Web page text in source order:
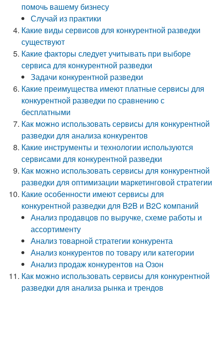
помочь вашему бизнесу
Случай из практики
Какие виды сервисов для конкурентной разведки
существуют
Какие факторы следует учитывать при выборе
сервиса для конкурентной разведки
Задачи конкурентной разведки
Какие преимущества имеют платные сервисы для
конкурентной разведки по сравнению с
бесплатными
Как можно использовать сервисы для конкурентной
разведки для анализа конкурентов
Какие инструменты и технологии используются
сервисами для конкурентной разведки
Как можно использовать сервисы для конкурентной
разведки для оптимизации маркетинговой стратегии
Какие особенности имеют сервисы для
конкурентной разведки для B2B и B2C компаний
Анализ продавцов по выручке, схеме работы и
ассортименту
Анализ товарной стратегии конкурента
Анализ конкурентов по товару или категории
Анализ продаж конкурентов на Озон
Как можно использовать сервисы для конкурентной
разведки для анализа рынка и трендов